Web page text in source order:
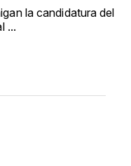
la candidatura del
...